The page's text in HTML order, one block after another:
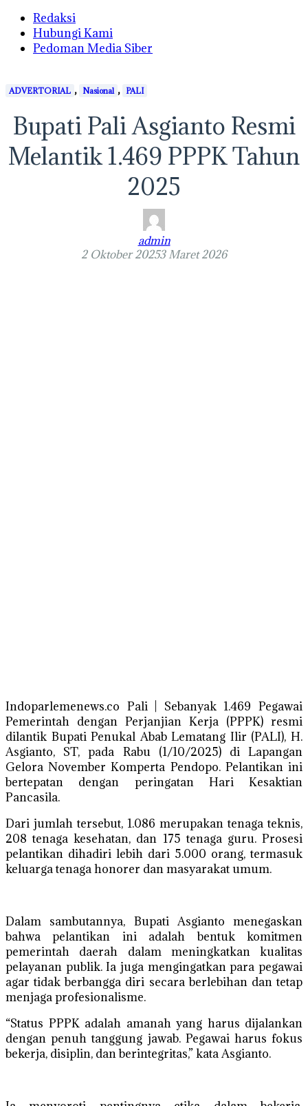
Redaksi
Hubungi Kami
Pedoman Media Siber
ADVERTORIAL , Nasional , PALI
Bupati Pali Asgianto Resmi
Melantik 1.469 PPPK Tahun
2025
admin
2 Oktober 20253 Maret 2026
Indoparlemenews.co Pali | Sebanyak 1.469 Pegawai
Pemerintah dengan Perjanjian Kerja (PPPK) resmi
dilantik Bupati Penukal Abab Lematang Ilir (PALI), H.
Asgianto, ST, pada Rabu (1/10/2025) di Lapangan
Gelora November Komperta Pendopo. Pelantikan ini
bertepatan dengan peringatan Hari Kesaktian
Pancasila.
Dari jumlah tersebut, 1.086 merupakan tenaga teknis,
208 tenaga kesehatan, dan 175 tenaga guru. Prosesi
pelantikan dihadiri lebih dari 5.000 orang, termasuk
keluarga tenaga honorer dan masyarakat umum.
Dalam sambutannya, Bupati Asgianto menegaskan
bahwa pelantikan ini adalah bentuk komitmen
pemerintah daerah dalam meningkatkan kualitas
pelayanan publik. Ia juga mengingatkan para pegawai
agar tidak berbangga diri secara berlebihan dan tetap
menjaga profesionalisme.
“Status PPPK adalah amanah yang harus dijalankan
dengan penuh tanggung jawab. Pegawai harus fokus
bekerja, disiplin, dan berintegritas,” kata Asgianto.